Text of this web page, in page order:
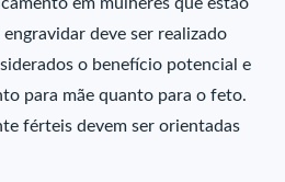
deve ser realizado
o benefício potencial e
para mãe quanto para o feto.
férteis devem ser orientadas